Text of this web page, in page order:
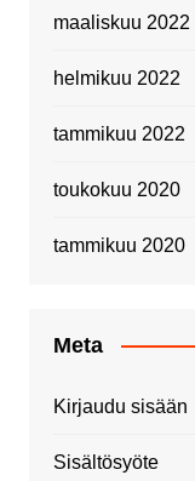
maaliskuu 2022
helmikuu 2022
tammikuu 2022
toukokuu 2020
tammikuu 2020
Meta
Kirjaudu sisään
Sisältösyöte